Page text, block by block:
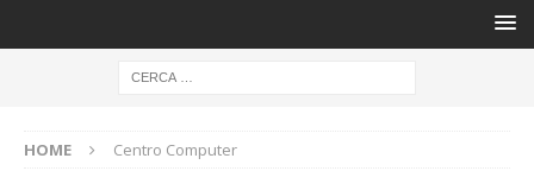
HOME Centro Computer